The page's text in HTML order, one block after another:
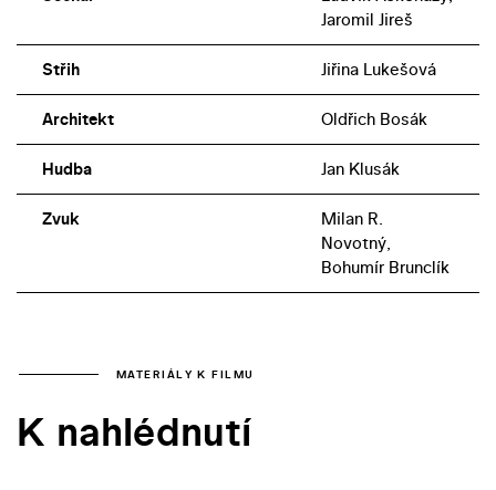
Jaromil Jireš
Střih Jiřina Lukešová
Architekt Oldřich Bosák
Hudba Jan Klusák
Zvuk
Milan R.
Novotný,
Bohumír Brunclík
MATERIÁLY K FILMU
K nahlédnutí